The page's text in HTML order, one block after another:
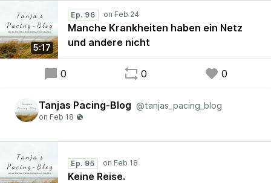
5:17
Ep. 96
Manche Krankheiten haben ein Netz
und andere nicht
0 0 0
Tanjas Pacing-Blog @tanjas_pacing_blog
Ep. 95
Keine Reise.